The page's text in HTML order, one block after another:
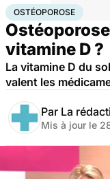
AccueilSantéOstéoporose
OSTÉOPOROSE
vitamine D ?
La vitamine D du
valent les
Par La
Mis à jour le